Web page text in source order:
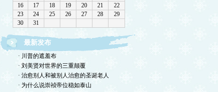
最新发布
· 川普的遮羞布
· 刘美贤对世界的三重颠覆
· 治愈别人和被别人治愈的圣诞老人
· 为什么说崇祯帝位稳如泰山